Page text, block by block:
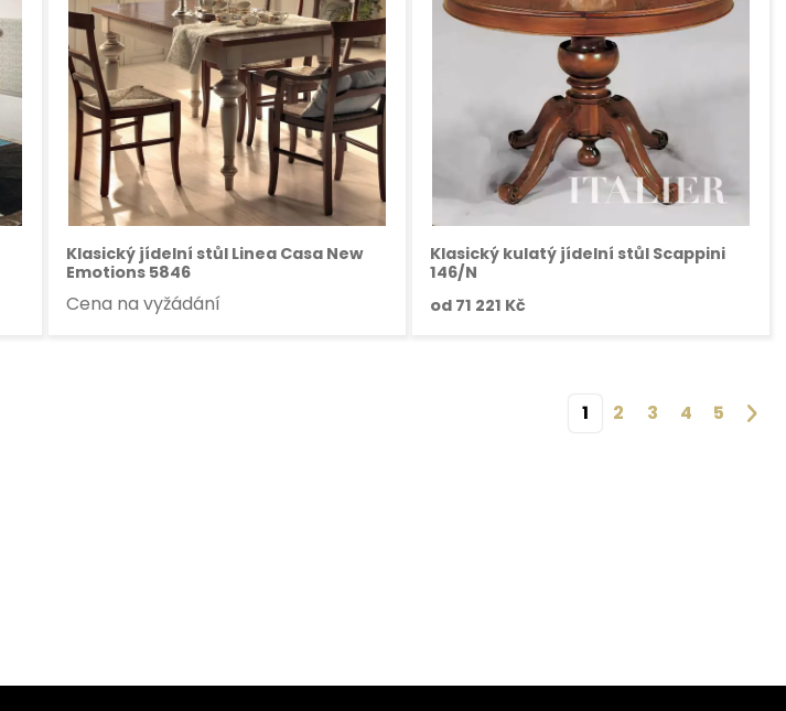
Klasický jídelní stůl Linea Casa New
Emotions 5846
Cena na vyžádání
Klasický kulatý jídelní stůl Scappini
146/N
od 71 221 Kč
1 2 3 4 5